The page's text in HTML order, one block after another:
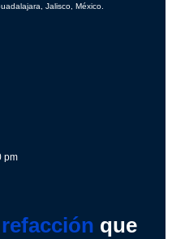
Jalisco, México.
pm
refacción que